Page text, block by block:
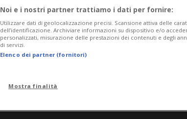
Noi e i nostri partner trattiamo i dati per fornire:
Utilizzare dati di geolocalizzazione precisi. Scansione attiva delle
dell’identificazione. Archiviare informazioni su dispositivo e/o
personalizzati, misurazione delle prestazioni dei contenuti e degli
di servizi.
Elenco dei partner (fornitori)
Mostra finalità